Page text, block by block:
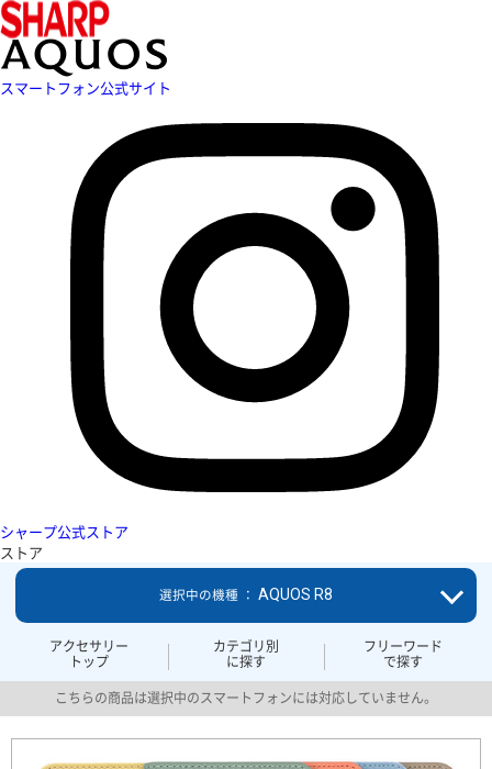
スマートフォン公式サイト
シャープ公式ストア
ストア
アクセサリー
トップ
カテゴリ別
に探す
フリーワード
で探す
選択中の機種 ： AQUOS R8
こちらの商品は選択中のスマートフォンには対応していません。